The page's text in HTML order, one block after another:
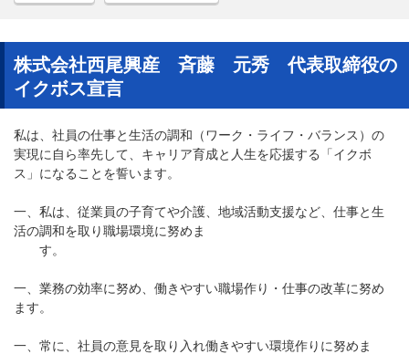
株式会社西尾興産 斉藤 元秀 代表取締役の
イクボス宣言
私は、社員の仕事と生活の調和（ワーク・ライフ・バランス）の
実現に自ら率先して、キャリア育成と人生を応援する「イクボ
ス」になることを誓います。
一、私は、従業員の子育てや介護、地域活動支援など、仕事と生
活の調和を取り職場環境に努めま
す。
一、業務の効率に努め、働きやすい職場作り・仕事の改革に努め
ます。
一、常に、社員の意見を取り入れ働きやすい環境作りに努めま